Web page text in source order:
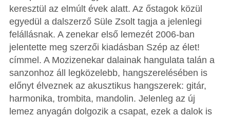
keresztül az elmúlt évek alatt. Az őstagok közül
egyedül a dalszerző Süle Zsolt tagja a jelenlegi
felállásnak. A zenekar első lemezét 2006-ban
jelentette meg szerzői kiadásban Szép az élet!
címmel. A Mozizenekar dalainak hangulata talán a
sanzonhoz áll legközelebb, hangszerelésében is
előnyt élveznek az akusztikus hangszerek: gitár,
harmonika, trombita, mandolin. Jelenleg az új
lemez anyagán dolgozik a csapat, ezek a dalok is